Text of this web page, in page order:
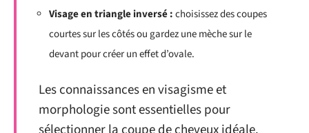
Visage en triangle inversé :choisissez des coupes
courtes sur les côtés ou gardez une mèche sur le
devant pour créer un effet d’ovale.
Les connaissances en visagisme et
morphologie sont essentielles pour